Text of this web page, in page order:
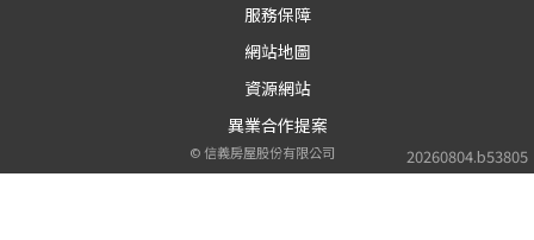
20260804.b53805
服務保障
網站地圖
資源網站
異業合作提案
©信義房屋股份有限公司